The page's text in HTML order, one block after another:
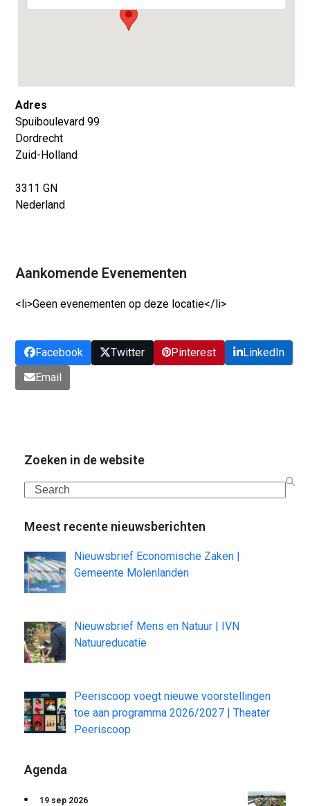
Adres
Spuiboulevard 99
Dordrecht
Zuid-Holland
3311 GN
Nederland
Aankomende Evenementen
<li>Geen evenementen op deze locatie</li>
Facebook Twitter Pinterest
LinkedIn
Email
Zoeken in de website
Search
Meest recente nieuwsberichten
Nieuwsbrief Economische Zaken |
Gemeente Molenlanden
Nieuwsbrief Mens en Natuur | IVN
Natuureducatie
Peeriscoop voegt nieuwe voorstellingen
toe aan programma 2026/2027 | Theater
Peeriscoop
Agenda
19 sep 2026